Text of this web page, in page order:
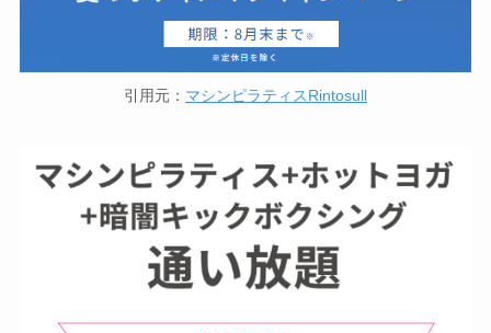
引用元： マシンピラティスRintosull